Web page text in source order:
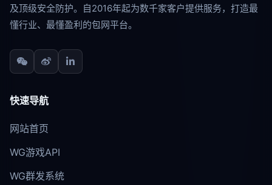
及顶级安全防护。自2016年起为数千家客户提供服务，打造最
懂行业、最懂盈利的包网平台。
快速导航
网站首页
WG游戏API
WG群发系统